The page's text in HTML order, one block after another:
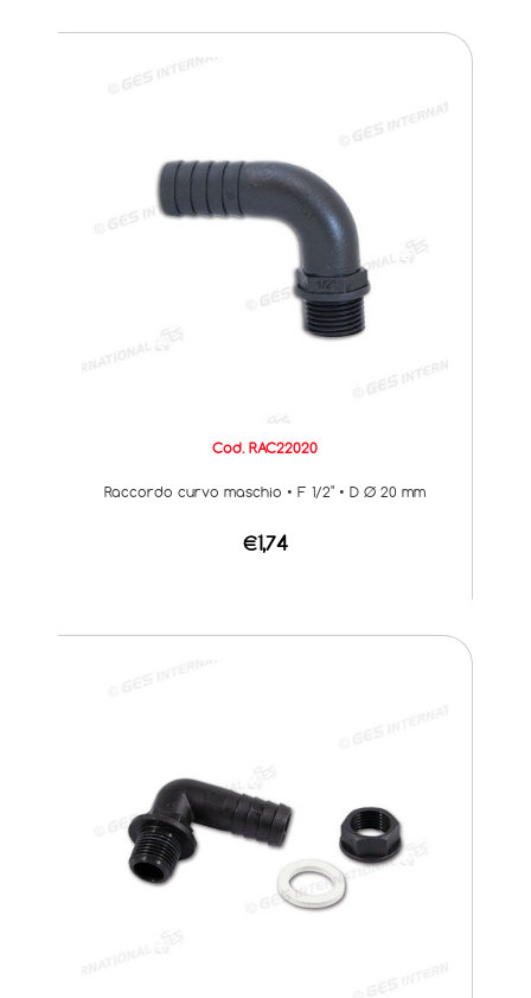
Cod. RAC22020
Raccordo curvo maschio • F 1/2" • D Ø 20 mm
€1,74